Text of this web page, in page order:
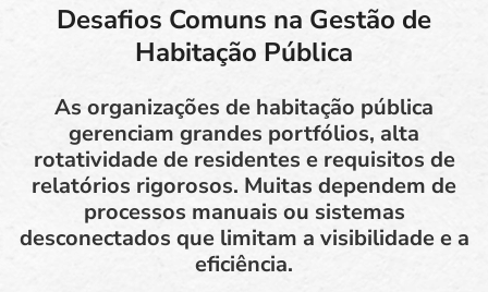
Desafios Comuns na Gestão de
Habitação Pública
As organizações de habitação pública
gerenciam grandes portfólios, alta
rotatividade de residentes e requisitos de
relatórios rigorosos. Muitas dependem de
processos manuais ou sistemas
desconectados que limitam a visibilidade e a
eficiência.